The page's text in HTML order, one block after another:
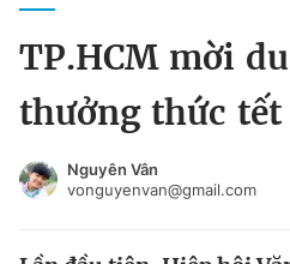
Chào ngày mới
Đổi mật khẩu
Tin đã lưu
Tin đã xem
TP.HCM mời
thưởng thức tết
Nguyên Vân
vonguyenvan@gmail.com